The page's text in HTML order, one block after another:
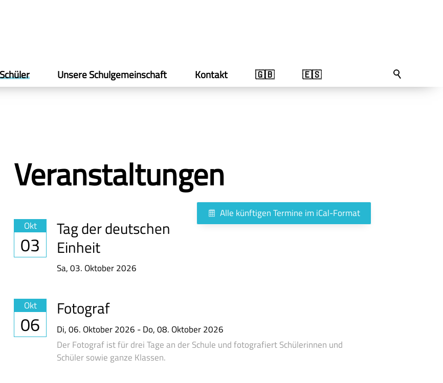
Unsere Schulgemeinschaft Kontakt 🇬🇧 🇪🇸
Veranstaltungen
Alle künftigen Termine im iCal-Format
Okt
03
Tag der deutschen
Einheit
Sa,03. Oktober 2026
Okt
06
Fotograf
Di,06. Oktober 2026 -Do,08. Oktober 2026
Der Fotograf ist für drei Tage an der Schule und fotografiert Schülerinnen und
Schüler sowie ganze Klassen.